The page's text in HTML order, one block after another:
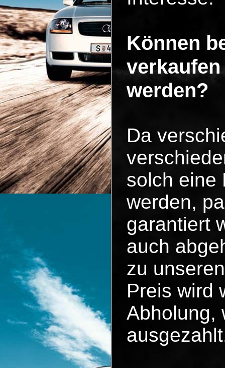
Können
werden?
Da
solch eine
werden,
garantiert
auch
zu
Preis wird
Abholung,